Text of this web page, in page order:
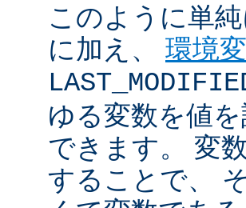
このように単
に加え、 環境
ゆる変数を値
できます。 変
することで、